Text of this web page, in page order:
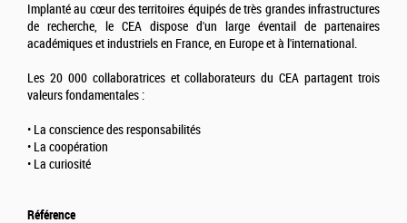
Implanté au cœur des territoires équipés de très grandes infrastructures
de recherche, le CEA dispose d'un large éventail de partenaires
académiques et industriels en France, en Europe et à l'international.
Les 20 000 collaboratrices et collaborateurs du CEA partagent trois
valeurs fondamentales :
• La conscience des responsabilités
• La coopération
• La curiosité
Référence